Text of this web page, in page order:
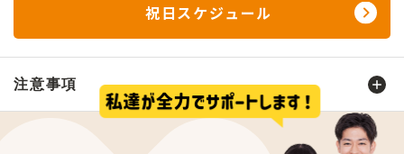
おける利用可能コースは、下部の「店舗からのお
知らせ」をご確認ください。
セルフジム時間のご入館は、テナント２F入口（セ
ブンイレブンと喫茶店ルノアールの間）をご利用
いただき、 向かって右側のエレベーター
祝日スケジュール
注意事項